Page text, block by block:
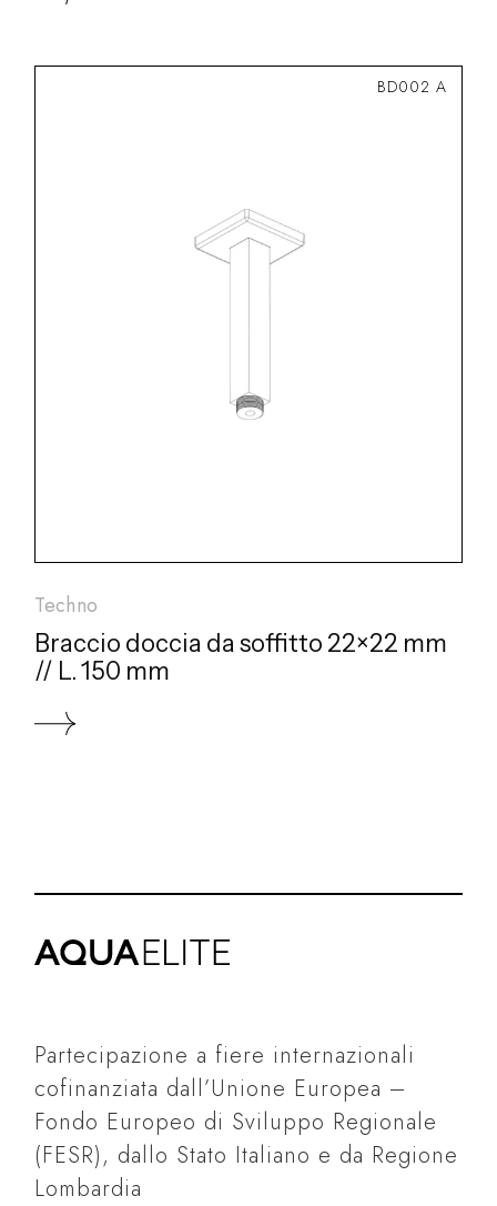
BD002 A
Techno
Braccio doccia da soffitto 22×22 mm
// L. 150 mm
Partecipazione a fiere internazionali
cofinanziata dall’Unione Europea –
Fondo Europeo di Sviluppo Regionale
(FESR), dallo Stato Italiano e da Regione
Lombardia